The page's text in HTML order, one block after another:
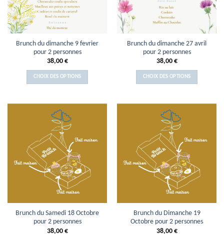
Brunch du dimanche 9 fevrier
pour 2 personnes
38,00 €
CHOIX DES OPTIONS
Brunch du dimanche 27 avril
pour 2 personnes
38,00 €
CHOIX DES OPTIONS
Brunch du Samedi 18 Octobre
pour 2 personnes
38,00 €
Brunch du Dimanche 19
Octobre pour 2 personnes
38,00 €